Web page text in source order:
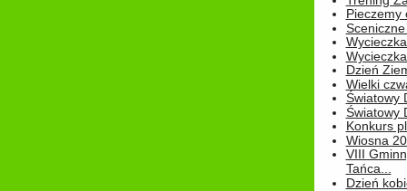
Pieczemy
Dzień
Wielki
Światowy
Światowy
Konkurs
Wiosna
VIII
Tańca...
Dzień